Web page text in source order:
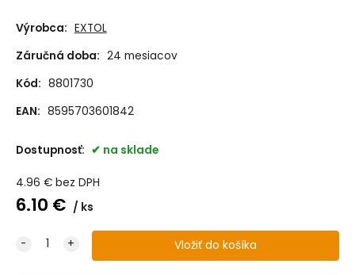
Výrobca: EXTOL
Záručná doba: 24 mesiacov
Kód: 8801730
EAN: 8595703601842
Dostupnosť: na sklade
4.96 € bez DPH
6.10 € ks